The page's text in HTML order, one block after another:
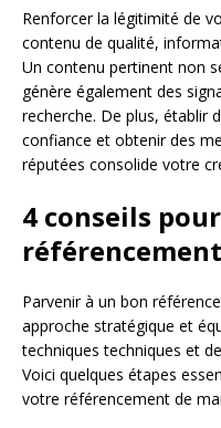
Renforcer la légitimité de
contenu de qualité,
Un contenu pertinent non
génère également des
recherche. De plus, établir
confiance et obtenir des
réputées consolide votre
4 conseils
Parvenir à un bon
approche stratégique et
techniques techniques et
Voici quelques étapes
votre référencement de